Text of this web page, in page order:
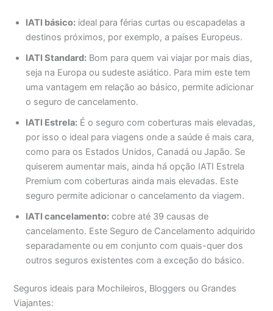
IATI básico: ideal para férias curtas ou escapadelas a
destinos próximos, por exemplo, a países Europeus.
IATI Standard: Bom para quem vai viajar por mais dias,
seja na Europa ou sudeste asiático. Para mim este tem
uma vantagem em relação ao básico, permite adicionar
o seguro de cancelamento.
IATI Estrela: É o seguro com coberturas mais elevadas,
por isso o ideal para viagens onde a saúde é mais cara,
como para os Estados Unidos, Canadá ou Japão. Se
quiserem aumentar mais, ainda há opção IATI Estrela
Premium com coberturas ainda mais elevadas. Este
seguro permite adicionar o cancelamento da viagem.
IATI cancelamento: cobre até 39 causas de
cancelamento. Este Seguro de Cancelamento adquirido
separadamente ou em conjunto com quais-quer dos
outros seguros existentes com a exceção do básico.
Seguros ideais para Mochileiros, Bloggers ou Grandes
Viajantes: